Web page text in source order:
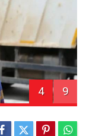
4 9